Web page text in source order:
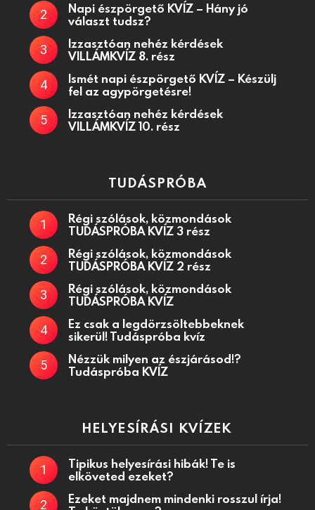
Napi észpörgető KVÍZ – Hány jó
választ tudsz?
Izzasztóan nehéz kérdések
VILLÁMKVÍZ 8. rész
Ismét napi észpörgető KVÍZ – Készülj
fel az agypörgetésre!
Izzasztóan nehéz kérdések
VILLÁMKVÍZ 10. rész
TUDÁSPRÓBA
Régi szólások, közmondások
TUDÁSPRÓBA KVÍZ 3 rész
Régi szólások, közmondások
TUDÁSPRÓBA KVÍZ 2 rész
Régi szólások, közmondások
TUDÁSPRÓBA KVÍZ
Ez csak a legdörzsöltebbeknek
sikerül! Tudáspróba kvíz
Nézzük milyen az észjárásod!?
Tudáspróba KVÍZ
HELYESÍRÁSI KVÍZEK
Tipikus helyesírási hibák! Te is
elköveted ezeket?
Ezeket majdnem mindenki rosszul írja!